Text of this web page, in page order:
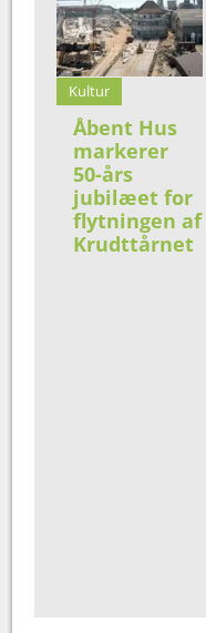
Kultur
Åbent Hus
markerer
50-års
jubilæet for
flytningen af
Krudttårnet